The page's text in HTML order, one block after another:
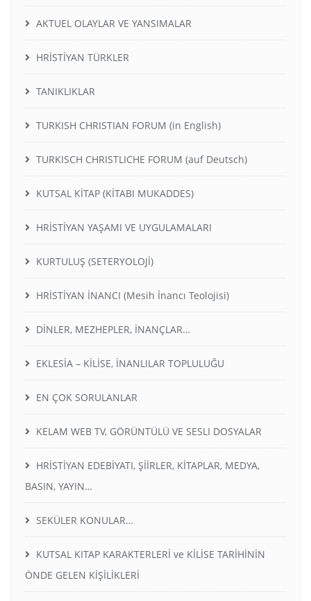
AKTUEL OLAYLAR VE YANSIMALAR
HRİSTİYAN TÜRKLER
TANIKLIKLAR
TURKISH CHRISTIAN FORUM (in English)
TURKISCH CHRISTLICHE FORUM (auf Deutsch)
KUTSAL KİTAP (KİTABI MUKADDES)
HRİSTİYAN YAŞAMI VE UYGULAMALARI
KURTULUŞ (SETERYOLOJİ)
HRİSTİYAN İNANCI (Mesih İnancı Teolojisi)
DİNLER, MEZHEPLER, İNANÇLAR…
EKLESİA – KİLİSE, İNANLILAR TOPLULUĞU
EN ÇOK SORULANLAR
KELAM WEB TV, GÖRÜNTÜLÜ VE SESLI DOSYALAR
HRİSTİYAN EDEBİYATI, ŞİİRLER, KİTAPLAR, MEDYA,
BASIN, YAYIN…
SEKÜLER KONULAR…
KUTSAL KITAP KARAKTERLERİ ve KİLİSE TARİHİNİN
ÖNDE GELEN KİŞİLİKLERİ